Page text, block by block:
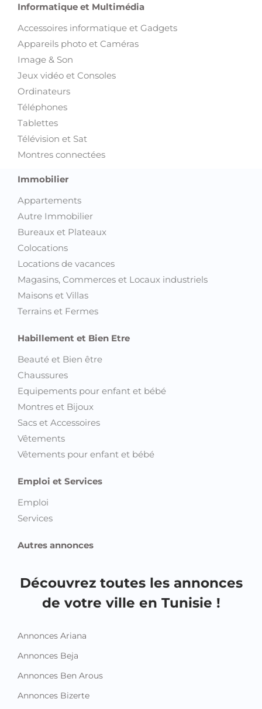
Informatique et Multimédia
Accessoires informatique et Gadgets
Appareils photo et Caméras
Image & Son
Jeux vidéo et Consoles
Ordinateurs
Téléphones
Tablettes
Télévision et Sat
Montres connectées
Immobilier
Appartements
Autre Immobilier
Bureaux et Plateaux
Colocations
Locations de vacances
Magasins, Commerces et Locaux industriels
Maisons et Villas
Terrains et Fermes
Habillement et Bien Etre
Beauté et Bien être
Chaussures
Equipements pour enfant et bébé
Montres et Bijoux
Sacs et Accessoires
Vêtements
Vêtements pour enfant et bébé
Emploi et Services
Emploi
Services
Autres annonces
Découvrez toutes les annonces
de votre ville en Tunisie !
Annonces Ariana
Annonces Beja
Annonces Ben Arous
Annonces Bizerte